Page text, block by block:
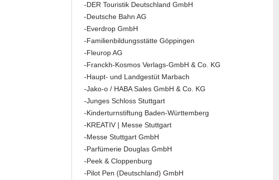
-DER Touristik Deutschland GmbH
-Deutsche Bahn AG
-Everdrop GmbH
-Familienbildungsstätte Göppingen
-Fleurop AG
-Franckh-Kosmos Verlags-GmbH & Co. KG
-Haupt- und Landgestüt Marbach
-Jako-o / HABA Sales GmbH & Co. KG
-Junges Schloss Stuttgart
-Kinderturnstiftung Baden-Württemberg
-KREATIV | Messe Stuttgart
-Messe Stuttgart GmbH
-Parfümerie Douglas GmbH
-Peek & Cloppenburg
-Pilot Pen (Deutschland) GmbH